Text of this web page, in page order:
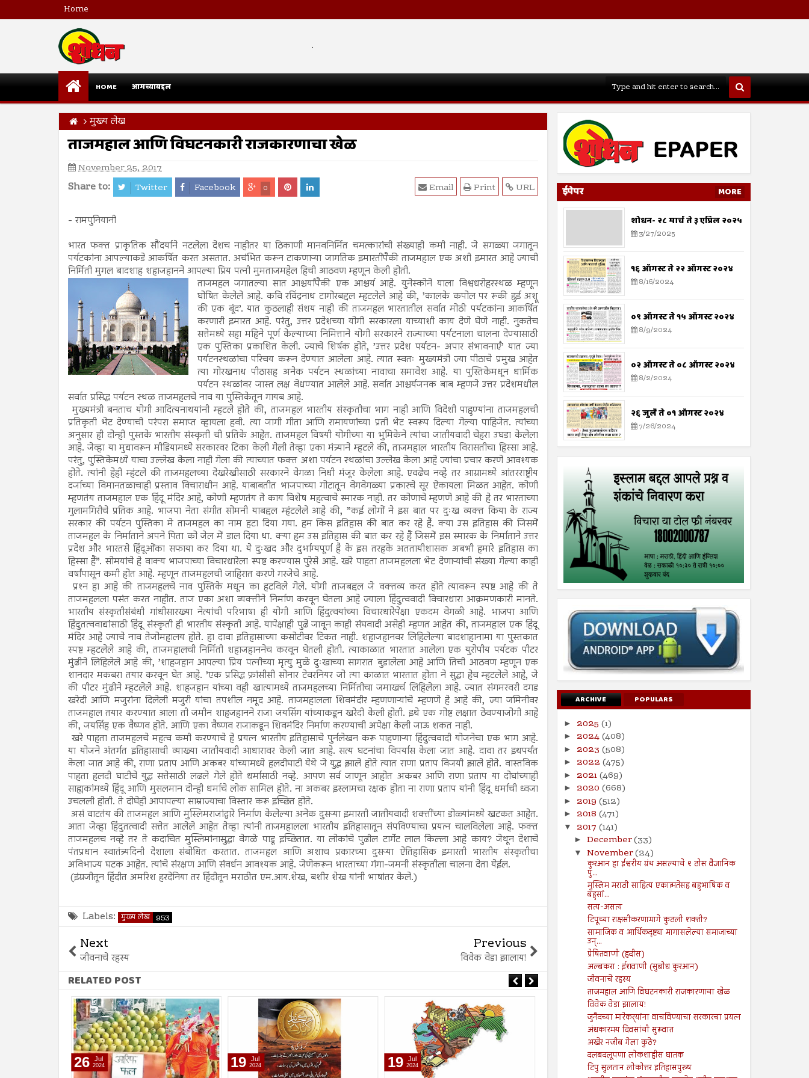
Home
.
HOME आमच्याबद्दल
मुख्य लेख
ताजमहाल आणि विघटनकारी राजकारणाचा खेळ
November 25, 2017
Share to: Twitter Facebook 0 URL
Print
Email
- रामपुनियानी
भारत फक्त प्राकृतिक सौंदर्याने नटलेला देशच नाहीतर या ठिकाणी मानवनिर्मित चमत्कारांची संख्याही कमी नाही. जे सगळ्या जगातून
पर्यटकांना आपल्याकडे आकर्षित करत असतात. अचंभित करून टाकणाऱ्या जागतिक इमारतींपैकी ताजमहाल एक अशी इमारत आहे ज्याची
निर्मिती मुगल बादशाह शहाजहानने आपल्या प्रिय पत्नी मुमताजमहेल हिची आठवण म्हणून केली होती.
ताजमहल जगातल्या सात आश्चर्यांपैकी एक आश्चर्य आहे. युनेस्कोने याला विश्वधरोहरस्थळ म्हणून
घोषित केलेले आहे. कवि रविंद्रनाथ टागोरबद्दल म्हटलेले आहे की, ’कालके कपोल पर रूकी हुई अश्रू
की एक बूंद’. यात कुठलाही संशय नाही की ताजमहल भारतातील सर्वात मोठी पर्यटकांना आकर्षित
करणारी इमारत आहे. परंतु, उत्तर प्रदेशच्या योगी सरकारला याच्याशी काय देणे घेणे नाही. नुकतेच
सत्तेमध्ये सहा महिने पूर्ण केल्याच्या निमित्ताने योगी सरकारने राज्याच्या पर्यटनाला चालना देण्यासाठी
एक पुस्तिका प्रकाशित केली. ज्याचे शिर्षक होते, ’उत्तर प्रदेश पर्यटन- अपार संभावनाएँ’ यात ज्या
पर्यटनस्थळांचा परिचय करून देण्यात आलेला आहे. त्यात स्वतः मुख्यमंत्री ज्या पीठाचे प्रमुख आहेत
त्या गोरखनाथ पीठासह अनेक पर्यटन स्थळांच्या नावाचा समावेश आहे. या पुस्तिकेमधून धार्मिक
पर्यटन स्थळांवर जास्त लक्ष वेधण्यात आलेले आहे. सर्वात आश्चर्यजनक बाब म्हणजे उत्तर प्रदेशमधील
सर्वात प्रसिद्ध पर्यटन स्थळ ताजमहलचे नाव या पुस्तिकेतून गायब आहे.
मुख्यमंत्री बनताच योगी आदित्यनाथयांनी म्हटले होते की, ताजमहल भारतीय संस्कृतीचा भाग नाही आणि विदेशी पाहुण्यांना ताजमहलची
प्रतिकृती भेट देण्याची परंपरा समाप्त व्हायला हवी. त्या जागी गीता आणि रामायणांच्या प्रती भेट स्वरूप दिल्या गेल्या पाहिजेत. त्यांच्या
अनुसार ही दोन्ही पुस्तके भारतीय संस्कृती ची प्रतिके आहेत. ताजमहल विषयी योगीच्या या भुमिकेने त्यांचा जातीयवादी चेहरा उघडा केलेला
आहे. जेव्हा या मुद्यावरून मीडियामध्ये सरकारवर टिका केली गेली तेव्हा एका मंत्र्याने म्हटले की, ताजमहाल भारतीय विरासतीचा हिस्सा आहे.
परंतु, पुस्तिकेमध्ये याचा उल्लेख केला नाही गेला की त्याच्यात फक्त अशा पर्यटन स्थळांचा उल्लेख केला आहे ज्यांचा प्रचार करणे आवश्यक
होते. त्यांनी हेही म्हंटले की ताजमहलच्या देखरेखीसाठी सरकारने वेगळा निधी मंजूर केलेला आहे. एवढेच नव्हे तर आग्रामध्ये आंतरराष्ट्रीय
दर्जाच्या विमानतळाचाही प्रस्ताव विचाराधीन आहे. याबाबतीत भाजपाच्या गोटातून वेगवेगळ्या प्रकारचे सूर ऐकायला मिळत आहेत. कोणी
म्हणतंय ताजमहाल एक हिंदू मंदिर आहे, कोणी म्हणतंय ते काय विशेष महत्वाचे स्मारक नाही. तर कोणाचे म्हणणे आहे की हे तर भारताच्या
गुलामगिरीचे प्रतिक आहे. भाजपा नेता संगीत सोमनी याबद्दल म्हंटलेले आहे की, ”कई लोगों ने इस बात पर दुःख व्यक्त किया के राज्य
सरकार की पर्यटन पुस्तिका मे ताजमहल का नाम हटा दिया गया. हम किस इतिहास की बात कर रहे हैं. क्या उस इतिहास की जिसमें
ताजमहल के निर्माताने अपने पिता को जेल में डाल दिया था. क्या हम उस इतिहास की बात कर रहे हैं जिसमें इस स्मारक के निर्माताने उत्तर
प्रदेश और भारतसे हिंदूओंका सफाया कर दिया था. ये दुःखद और दुर्भाग्यपूर्ण है के इस तरहके अततायीशासक अबभी हमारे इतिहास का
हिस्सा हैं”. सोमयांचे हे वाक्य भाजपाच्या विचारधारेला स्पष्ट करण्यास पुरेसे आहे. खरे पाहता ताजमहलला भेट देणाऱ्यांची संख्या गेल्या काही
वर्षांपासून कमी होत आहे. म्हणून ताजमहलची जाहिरात करणे गरजेचे आहे.
प्रश्‍न हा आहे की ताजमहलचे नाव पुस्तिके मधून का हटविले गेले. योगी ताजबद्दल जे वक्तव्य करत होते त्यावरून स्पष्ट आहे की ते
ताजमहलला पसंत करत नाहीत. ताज एका अशा व्यक्तीने निर्माण करवून घेतला आहे ज्याला हिंदुत्ववादी विचारधारा आक्रमणकारी मानते.
भारतीय संस्कृतीसंंबंधी गांधीसारख्या नेत्यांची परिभाषा ही योगी आणि हिंदुत्वयांच्या विचारधारेपेक्षा एकदम वेगळी आहे. भाजपा आणि
हिंदुतत्ववाद्यांसाठी हिंदू संस्कृती ही भारतीय संस्कृती आहे. यापेक्षाही पुढे जावून काही संघवादी असेही म्हणत आहेत की, ताजमहाल एक हिंदू
मंदिर आहे ज्याचे नाव तेजोमहालय होते. हा दावा इतिहासाच्या कसोटीवर टिकत नाही. शहाजहानवर लिहिलेल्या बादशाहानामा या पुस्तकात
स्पष्ट म्हटलेले आहे की, ताजमहालची निर्मिती शहाजहाननेच करवून घेतली होती. त्याकाळात भारतात आलेला एक युरोपीय पर्यटक पीटर
मुंढीने लिहिलेले आहे की, ’शाहजहान आपल्या प्रिय पत्नीच्या मृत्यु मुळे दुःखाच्या सागरात बुडालेला आहे आणि तिची आठवण म्हणून एक
शानदार मकबरा तयार करवून घेत आहे. ’एक प्रसिद्ध फ्रांसीसी सोनार टेवरनियर जो त्या काळात भारतात होता ने सुद्धा हेच म्हटलेले आहे, जे
की पीटर मुंढीने म्हटलेले आहे. शाहजहान यांच्या वही खात्यामध्ये ताजमहलच्या निर्मितीचा जमाखर्च लिहिलेला आहे. ज्यात संगमरवरी दगड
खरेदी आणि मजुरांना दिलेली मजुरी यांचा तपशील नमूद आहे. ताजमहालला शिवमंदीर म्हणणाऱ्यांचे म्हणणे हे आहे की, ज्या जमिनीवर
ताजमहाल तयार करण्यात आला ती जमीन शाहजहानने राजा जयसिंग यांच्याकडून खरेदी केली होती. इथे एक गोष्ट लक्षात ठेवण्याजोगी आहे
की, जयसिंह एक वैष्णव होते. आणि एका वैष्णव राजाकडून शिवमंदिर निर्माण करण्याची अपेक्षा केली जाऊ शकत नाही.
खरे पाहता ताजमहलचे महत्व कमी करण्याचे हे प्रयत्न भारतीय इतिहासाचे पुर्नलेखन करू पाहणाऱ्या हिंदुत्ववादी योजनेचा एक भाग आहे.
या योजने अंतर्गत इतिहासाची व्याख्या जातीयवादी आधारावर केली जात आहे. सत्य घटनांचा विपर्यास केला जात आहे. दावा तर इथपर्यंत
केला जात आहे की, राणा प्रताप आणि अकबर यांच्यामध्ये हलदीघाटी येथे जे युद्ध झाले होते त्यात राणा प्रताप विजयी झाले होते. वास्तविक
पाहता हलदी घाटीचे युद्ध सत्तेसाठी लढले गेले होते धर्मासाठी नव्हे. आपण सर्व जाणून आहोत अकबर आणि राणा प्रताप या दोघांच्याही
साह्यकांमध्ये हिंदू आणि मुसलमान दोन्ही धर्माचे लोक सामिल होते. ना अकबर इस्लामचा रक्षक होता ना राणा प्रताप यांनी हिंदू धर्माची ध्वजा
उचलली होती. ते दोघेही आपापल्या साम्राज्याचा विस्तार करू इच्छित होते.
असं वाटतंय की ताजमहल आणि मुस्लिमराजांद्वारे निर्माण केलेल्या अनेक दुसऱ्या इमारती जातीयवादी शक्तींच्या डोळ्यांमध्ये खटकत आहेत.
आता जेव्हा हिंदुतत्वादी सत्तेत आलेले आहेत तेव्हा त्यांनी ताजमहालला भारतीय इतिहासातून संपविण्याचा प्रयत्न चालविलेला आहे. फक्त
ताजमहलच नव्हे तर ते कदाचित मुस्लिमांनासुद्धा वेगळे पाडू इच्छितात. या लोकांचे पुढील टार्गेट लाल किल्ला आहे काय? जेथून देशाचे
पंतप्रधान स्वातंत्र्यदिनी देशाला संबोधित करतात. ताजमहल आणि अशाच प्रकारच्या दुसऱ्या ऐतिहासिक इमारती भारतीय संस्कृतीचा
अविभाज्य घटक आहेत. त्यांचे संरक्षण आणि संवर्धन आवश्यक आहे. जेणेकरून भारताच्या गंगा-जमनी संस्कृतीला चालना देता येईल.
(इंग्रजीतून हिंदीत अमरिश हरदेनिया तर हिंदीतून मराठीत एम.आय.शेख, बशीर शेख यांनी भाषांतर केले.)
Labels: मुख्य लेख 953
Next
जीवनाचे रहस्य
Previous
विवेक वेडा झालाय!
RELATED POST
26 Jul
2024 19 Jul
2024 19 Jul
2024
ईपेपर MORE
शोधन- २८ मार्च ते ३ एप्रिल २०२५
3/27/2025
१६ ऑगस्ट ते २२ ऑगस्ट २०२४
8/16/2024
०९ ऑगस्ट ते १५ ऑगस्ट २०२४
8/9/2024
०२ ऑगस्ट ते ०८ ऑगस्ट २०२४
8/2/2024
२६ जुलै ते ०१ ऑगस्ट २०२४
7/26/2024
ARCHIVE POPULARS
► 2025 (1)
► 2024(408)
► 2023 (508)
► 2022 (475)
► 2021(469)
► 2020 (668)
► 2019 (512)
► 2018 (471)
▼ 2017 (141)
► December(33)
▼ November(24)
कुरआन हा ईश्वरीय ग्रंथ असल्याचे ९ ठोस वैज्ञानिक
पु...
मुस्लिम मराठी साहित्य एकात्मतेसह बहुभाषिक व
बहुसां...
सत्य-असत्य
टिपूच्या राक्षसीकरणामागे कुठली शक्ती?
सामाजिक व आर्थिकदृष्ट्या मागासलेल्या समाजाच्या
उन्...
प्रेषितवाणी (हदीस)
अल्बकरा : ईशवाणी (सुबोध कुरआन)
जीवनाचे रहस्य
ताजमहाल आणि विघटनकारी राजकारणाचा खेळ
विवेक वेडा झालाय!
जुनैदच्या मारेकर्‍यांना वाचविण्याचा सरकारचा प्रयत्न
अंधकारमय दिवसांची सुरूवात
अखेर नजीब गेला कुठे?
दलबदलूपणा लोकशाहीस घातक
टिपु सुलतान लोकोत्तर इतिहासपुरुष